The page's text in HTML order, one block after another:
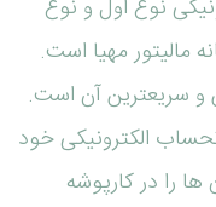
نوع اول و نوع
مالیتور مهیا است.
و سریعترین آن است.
الکترونیکی خود
را در کارپوشه